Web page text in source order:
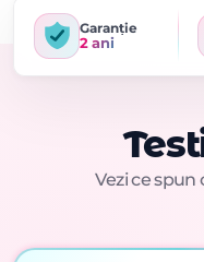
Garanție
2 ani
Vezi ce